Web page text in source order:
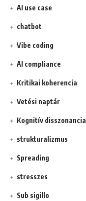
AI use case
chatbot
Vibe coding
AI compliance
Kritikai koherencia
Vetési naptár
Kognitív disszonancia
strukturalizmus
Spreading
stresszes
Sub sigillo